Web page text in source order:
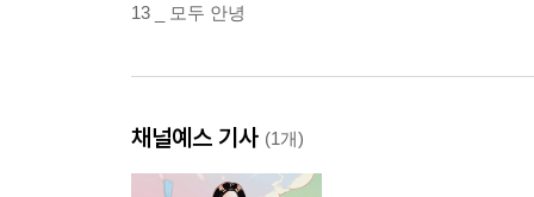
13 _ 모두 안녕
채널예스 기사 (1개)